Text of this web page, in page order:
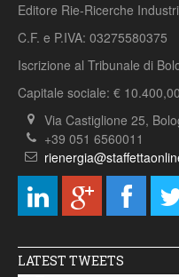
Editore Rie-Ricerche
C.F. e P.IVA: 03275580375
Iscrizione al Tribunale di
Capitale sociale: €
Via Castiglione 25,
+39 051 6560011
LATEST TWEETS